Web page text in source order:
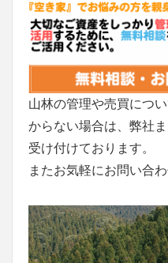
山林の管理や売買につ
からない場合は、弊社
受け付けております。
またお気軽にお問い合わ